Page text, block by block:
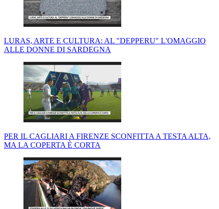
LURAS, ARTE E CULTURA: AL "DEPPERU" L'OMAGGIO
ALLE DONNE DI SARDEGNA
PER IL CAGLIARI A FIRENZE SCONFITTA A TESTA ALTA,
MA LA COPERTA È CORTA